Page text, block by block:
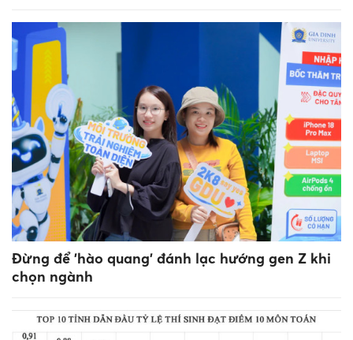
Đừng để 'hào quang' đánh lạc hướng gen Z khi
chọn ngành